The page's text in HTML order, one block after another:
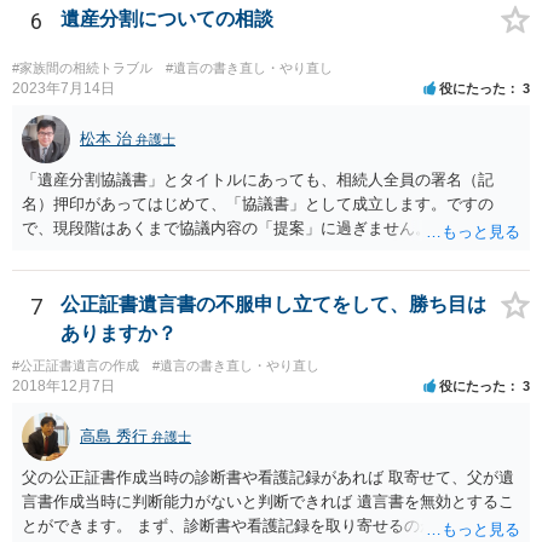
6 遺産分割についての相談
#家族間の相続トラブル #遺言の書き直し・やり直し
2023年7月14日 役にたった 3
松本 治 弁護士
「遺産分割協議書」とタイトルにあっても、相続人全員の署名（記
名）押印があってはじめて、「協議書」として成立します。ですの
で、現段階はあくまで協議内容の「提案」に過ぎません。 納得がいか
成立となります。その場合、成立させたい相続人が、家庭裁判所に遺
産分割調停を申し立てなければなりません。 なお、弁護士の送付状
は、通常、相続人全員分の（本件であれば４通の）「遺産分割協議
書」を作成するところ、１通だけの作成にとどめる理由が書かれてい
るものです。
7
公正証書遺言書の不服申し立てをして、勝ち目は
ありますか？
#公正証書遺言の作成 #遺言の書き直し・やり直し
2018年12月7日 役にたった 3
高島 秀行 弁護士
父の公正証書作成当時の診断書や看護記録があれば 取寄せて、父が遺
言書作成当時に判断能力がないと判断できれば 遺言書を無効とするこ
とができます。 まず、診断書や看護記録を取り寄せるのが重要となり